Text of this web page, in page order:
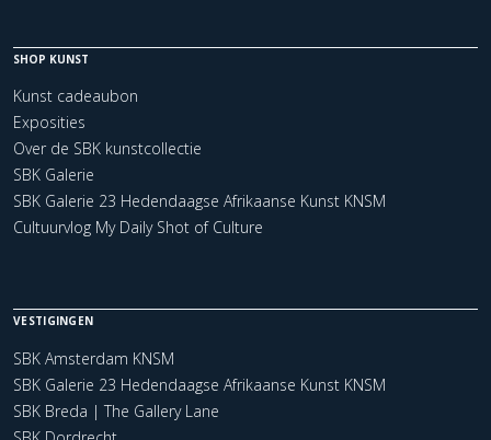
SHOP KUNST
Kunst cadeaubon
Exposities
Over de SBK kunstcollectie
SBK Galerie
SBK Galerie 23 Hedendaagse Afrikaanse Kunst KNSM
Cultuurvlog My Daily Shot of Culture
VESTIGINGEN
SBK Amsterdam KNSM
SBK Galerie 23 Hedendaagse Afrikaanse Kunst KNSM
SBK Breda | The Gallery Lane